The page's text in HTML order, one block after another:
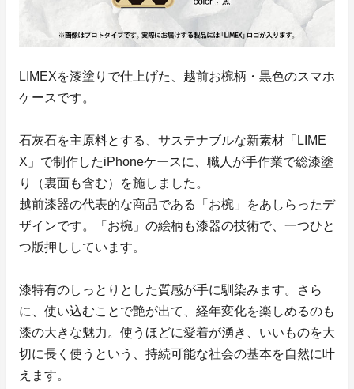
LIMEXを漆塗りで仕上げた、越前お椀柄・黒色のスマホ
ケースです。
石灰石を主原料とする、サステナブルな新素材「LIME
X」で制作したiPhoneケースに、職人が手作業で総漆塗
り（裏面も含む）を施しました。
越前漆器の代表的な商品である「お椀」をあしらったデ
ザインです。「お椀」の絵柄も漆器の技術で、一つひと
つ版押ししています。
漆特有のしっとりとした質感が手に馴染みます。さら
に、使い込むことで艶が出て、経年変化を楽しめるのも
漆の大きな魅力。使うほどに愛着が湧き、いいものを大
切に長く使うという、持続可能な社会の基本を自然に叶
えます。